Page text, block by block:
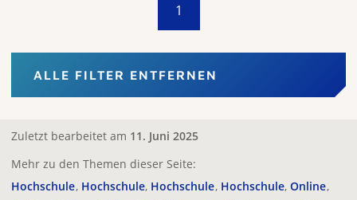
1
ALLE FILTER ENTFERNEN
Zuletzt bearbeitet am 11. Juni 2025
Mehr zu den Themen dieser Seite:
Hochschule Hochschule Hochschule Hochschule Online